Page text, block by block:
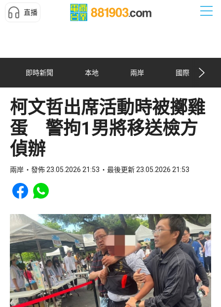
直播
即時新聞 本地 兩岸 國際
柯文哲出席活動時被擲雞
蛋 警拘1男將移送檢方
偵辦
兩岸 發佈 23.05.2026 21:53 最後更新 23.05.2026 21:53
Share to Facebook
Share to WhatsApp